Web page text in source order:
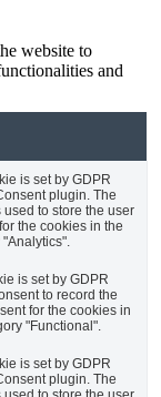
website to
and
is set by GDPR
plugin. The
used to store the user
the cookies in the
is set by GDPR
to record the
for the cookies in
"Functional".
is set by GDPR
plugin. The